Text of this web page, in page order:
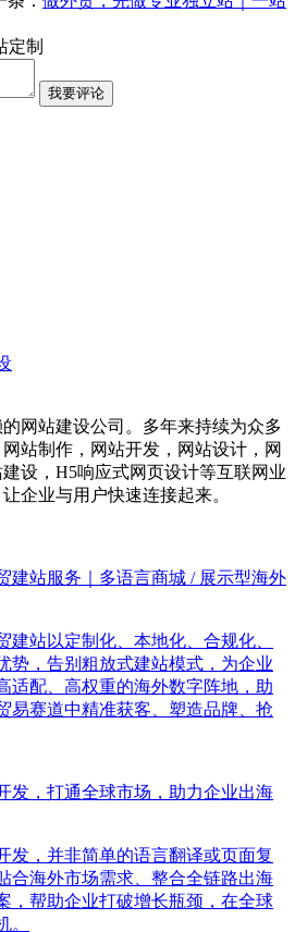
定制
网站建设公司。多年来持续为众多
站制作，网站开发，网站设计，网
设，H5响应式网页设计等互联网业
企业与用户快速连接起来。
建站服务｜多语言商城 / 展示型海外
建站以定制化、本地化、合规化、
势，告别粗放式建站模式，为企业
适配、高权重的海外数字阵地，助
易赛道中精准获客、塑造品牌、抢
发，打通全球市场，助力企业出海
发，并非简单的语言翻译或页面复
合海外市场需求、整合全链路出海
，帮助企业打破增长瓶颈，在全球
。